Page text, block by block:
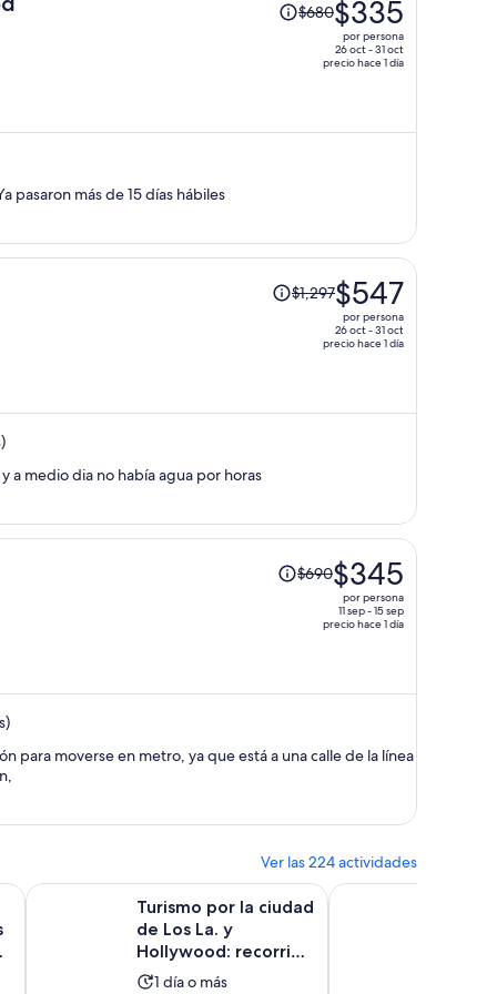
precio
ahora
persona
$680$335
por persona
26 oct - 31 oct
precio hace 1 día
pasaron más de 15 días hábiles
El
precio
ahora
persona
$1,297$547
por persona
26 oct - 31 oct
precio hace 1 día
a medio dia no había agua por horas
El
precio
ahora
de
$690$345
por persona
11 sep - 15 sep
precio hace 1 día
para moverse en metro, ya que está a una calle de la línea
Ver las 224 actividades
Ángeles, Hollywood, Beverly Hills, ...Se abrirá en una
Turismo por la ciudad
de Los La. y
Hollywood: recorrido
en autobús con
La
1 día o más
Turismo por la ciudad de Los La. y Hollywood: recorrido
Los Ángeles: